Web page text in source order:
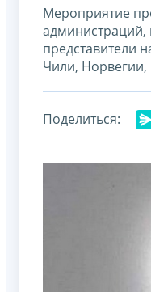
Мероприятие
администраций,
представители
Чили,
Поделиться: